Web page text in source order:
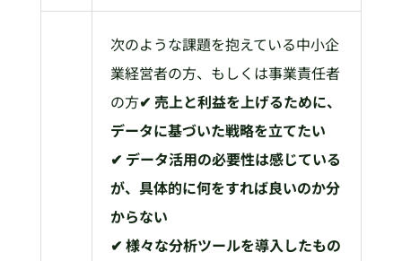
次のような課題を抱えている中小企
業経営者の方、もしくは事業責任者
の方✔ 売上と利益を上げるために、
データに基づいた戦略を立てたい
✔ データ活用の必要性は感じている
が、具体的に何をすれば良いのか分
からない
✔ 様々な分析ツールを導入したもの